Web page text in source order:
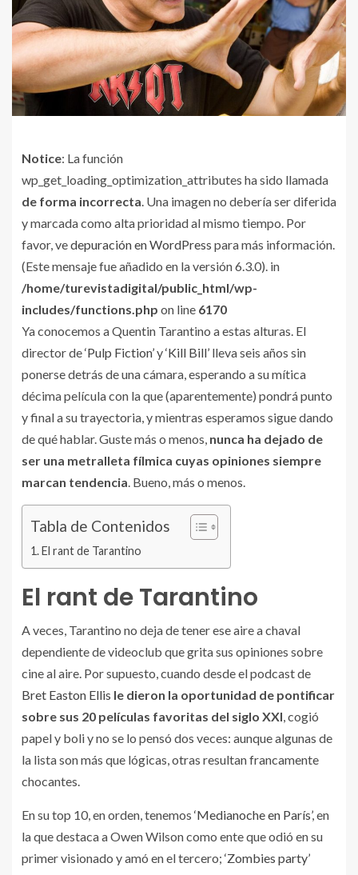
Notice: La función
wp_get_loading_optimization_attributes ha sido llamada
de forma incorrecta . Una imagen no debería ser diferida
y marcada como alta prioridad al mismo tiempo. Por
favor, vedepuración en WordPress para más información.
(Este mensaje fue añadido en la versión 6.3.0). in
/home/turevistadigital/public_html/wp-
includes/functions.php on line 6170
Ya conocemos a Quentin Tarantino a estas alturas. El
director de‘Pulp Fiction’y‘Kill Bill’ lleva seis años sin
ponerse detrás de una cámara, esperando a su mítica
décima película con la que (aparentemente) pondrá punto
y final a su trayectoria, y mientras esperamos sigue dando
de qué hablar. Guste más o menos, nunca ha dejado de
ser una metralleta fílmica cuyas opiniones siempre
marcan tendencia . Bueno, más o menos.
Tabla de Contenidos
El rant de Tarantino
El rant de Tarantino
A veces, Tarantino no deja de tener ese aire a chaval
dependiente de videoclub que grita sus opiniones sobre
cine al aire. Por supuesto, cuando desde el podcast de
Bret Easton Ellis le dieron la oportunidad de pontificar
sobre sus 20 películas favoritas del siglo XXI , cogió
papel y boli y no se lo pensó dos veces: aunque algunas de
la lista son más que lógicas, otras resultan francamente
chocantes.
En su top 10, en orden, tenemos ‘Medianoche en París’, en
la que destaca a Owen Wilson como ente que odió en su
primer visionado y amó en el tercero; ‘Zombies party’